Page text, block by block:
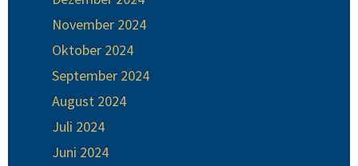
November 2024
Oktober 2024
September 2024
August 2024
Juli 2024
Juni 2024